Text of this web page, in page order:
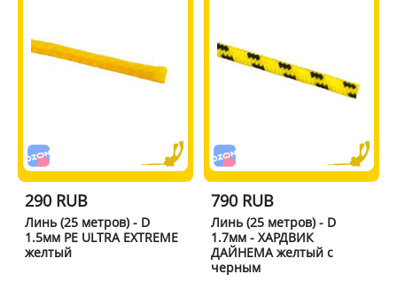
290 RUB
Линь (25 метров) - D
1.5мм PE ULTRA EXTREME
желтый
790 RUB
Линь (25 метров) - D
1.7мм - ХАРДВИК
ДАЙНЕМА желтый с
черным